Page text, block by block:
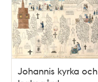
Johannis kyrka och